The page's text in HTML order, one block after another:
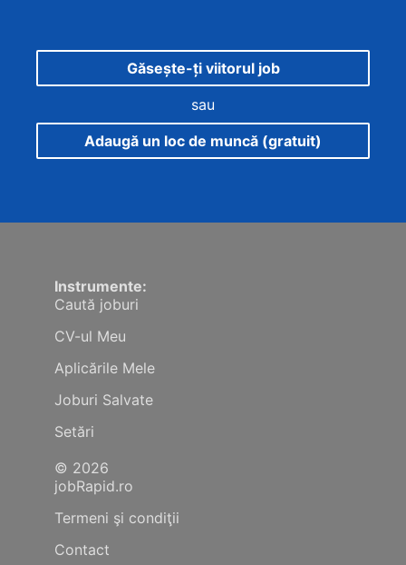
Găsește-ți viitorul job
sau
Adaugă un loc de muncă (gratuit)
Instrumente:
Caută joburi
CV-ul Meu
Aplicările Mele
Joburi Salvate
Setări
© 2026
jobRapid.ro
Termeni şi condiţii
Contact